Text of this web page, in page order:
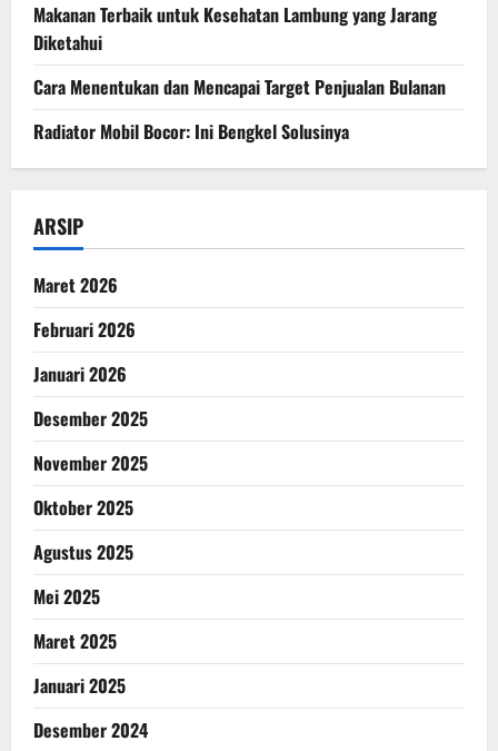
Makanan Terbaik untuk Kesehatan Lambung yang Jarang
Diketahui
Cara Menentukan dan Mencapai Target Penjualan Bulanan
Radiator Mobil Bocor: Ini Bengkel Solusinya
ARSIP
Maret 2026
Februari 2026
Januari 2026
Desember 2025
November 2025
Oktober 2025
Agustus 2025
Mei 2025
Maret 2025
Januari 2025
Desember 2024